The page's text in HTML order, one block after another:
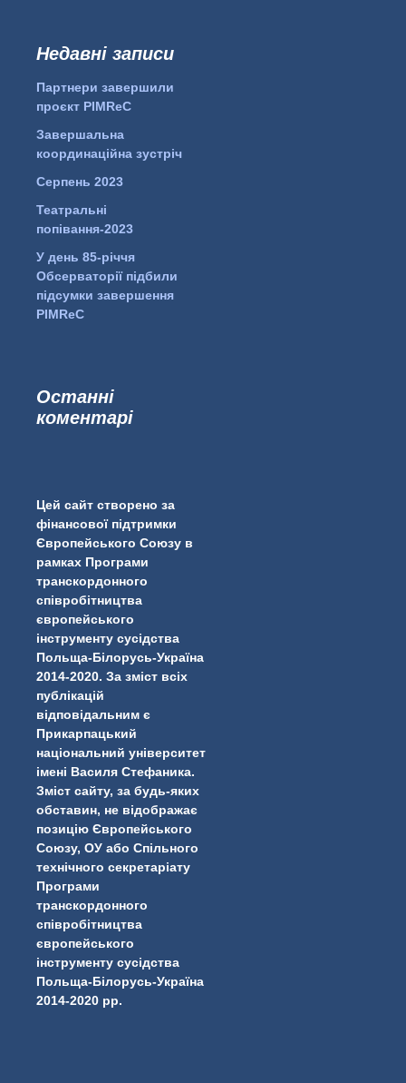
#PipIvanToday
pimrec_project
#PipIvanToday
pimrec_project
:Недавні записи
Партнери завершили
проєкт PIMReC
Завершальна
координаційна зустріч
Серпень 2023
Театральні
попівання-2023
У день 85-річчя
Обсерваторії підбили
підсумки завершення
PIMReC
Останні
коментарі
Цей сайт створено за
фінансової підтримки
Європейського Союзу в
рамках Програми
транскордонного
співробітництва
європейського
інструменту сусідства
Польща-Білорусь-Україна
2014-2020. За зміст всіх
публікацій
відповідальним є
Прикарпацький
національний університет
імені Василя Стефаника.
Зміст сайту, за будь-яких
обставин, не відображає
позицію Європейського
Союзу, ОУ або Спільного
технічного секретаріату
Програми
транскордонного
співробітництва
європейського
інструменту сусідства
Польща-Білорусь-Україна
2014-2020 рр.